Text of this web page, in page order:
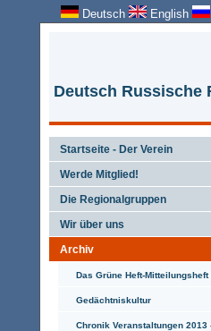
Deutsch English
Deutsch Russische
Startseite - Der Verein
Werde Mitglied!
Die Regionalgruppen
Wir über uns
Archiv
Das Grüne Heft-Mitteilungsheft
Gedächtniskultur
Chronik Veranstaltungen 2013